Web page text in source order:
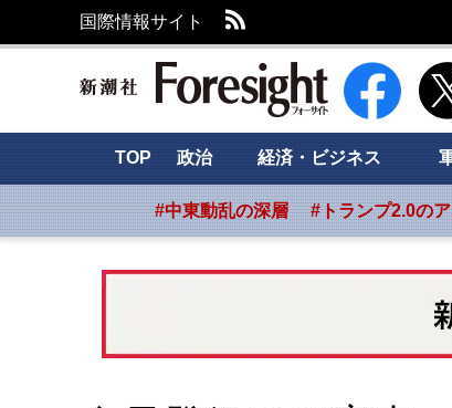
国際情報サイト
新潮社
TOP 政治 経済・ビジネス
#中東動乱の深層 #トランプ2.0の